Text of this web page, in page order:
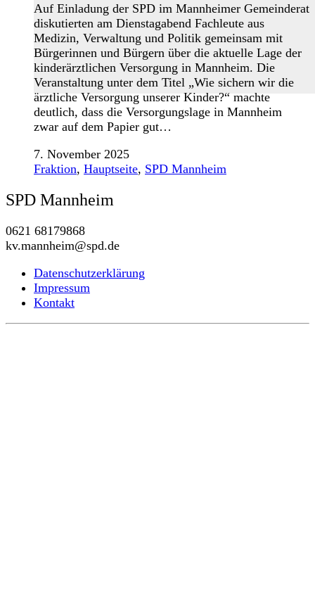
Auf Einladung der SPD im Mannheimer Gemeinderat
diskutierten am Dienstagabend Fachleute aus
Medizin, Verwaltung und Politik gemeinsam mit
Bürgerinnen und Bürgern über die aktuelle Lage der
kinderärztlichen Versorgung in Mannheim. Die
Veranstaltung unter dem Titel „Wie sichern wir die
ärztliche Versorgung unserer Kinder?“ machte
deutlich, dass die Versorgungslage in Mannheim
zwar auf dem Papier gut…
7. November 2025
Fraktion, Hauptseite, SPD Mannheim
SPD Mannheim
0621 68179868
kv.mannheim@spd.de
Datenschutzerklärung
Impressum
Kontakt